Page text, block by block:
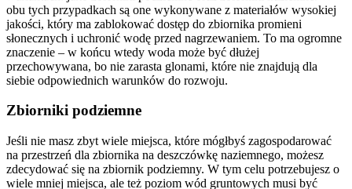
obu tych przypadkach są one wykonywane z materiałów wysokiej
jakości, który ma zablokować dostęp do zbiornika promieni
słonecznych i uchronić wodę przed nagrzewaniem. To ma ogromne
znaczenie – w końcu wtedy woda może być dłużej
przechowywana, bo nie zarasta glonami, które nie znajdują dla
siebie odpowiednich warunków do rozwoju.
Zbiorniki podziemne
Jeśli nie masz zbyt wiele miejsca, które mógłbyś zagospodarować
na przestrzeń dla zbiornika na deszczówkę naziemnego, możesz
zdecydować się na zbiornik podziemny. W tym celu potrzebujesz o
wiele mniej miejsca, ale też poziom wód gruntowych musi być